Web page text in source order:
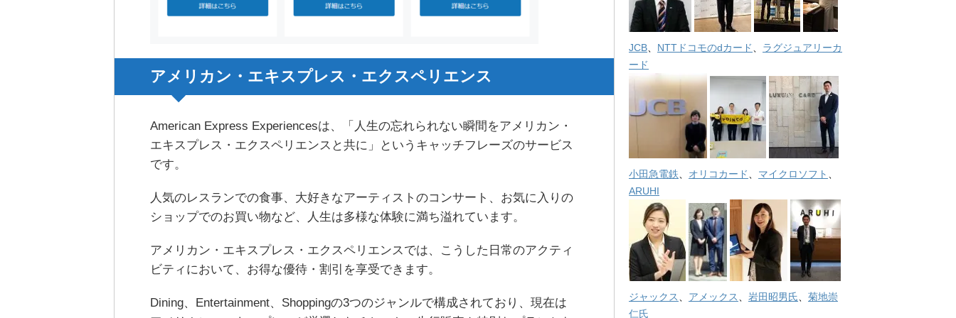
アメリカン・エキスプレス・エクスペリエンス
American Express Experiencesは、「人生の忘れられない瞬間をアメリカン・
エキスプレス・エクスペリエンスと共に」というキャッチフレーズのサービス
です。
人気のレスランでの食事、大好きなアーティストのコンサート、お気に入りの
ショップでのお買い物など、人生は多様な体験に満ち溢れています。
アメリカン・エキスプレス・エクスペリエンスでは、こうした日常のアクティ
ビティにおいて、お得な優待・割引を享受できます。
Dining、Entertainment、Shoppingの3つのジャンルで構成されており、現在は
JCB NTTドコモのdカード
ラグジュアリーカ
ード
小田急電鉄 オリコカード マイクロソフト
ARUHI
ジャックス アメックス 岩田昭男氏
菊地崇
仁氏